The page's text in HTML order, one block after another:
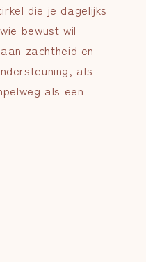
die je dagelijks
bewust wil
zachtheid en
als
als een